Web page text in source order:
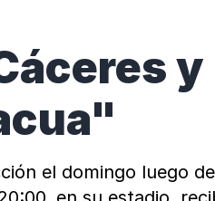
el domingo luego